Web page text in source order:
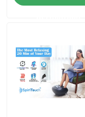
Video
Tentang kami